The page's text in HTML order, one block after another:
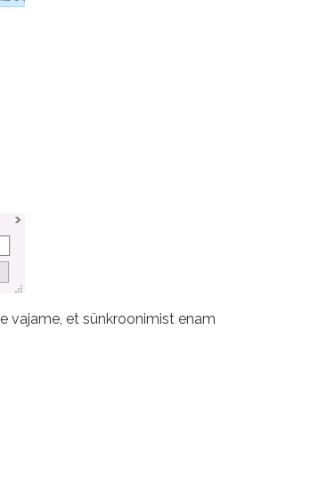
vajame, et sünkroonimist enam